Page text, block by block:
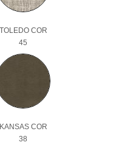
TOLEDO COR
45
KANSAS COR
38